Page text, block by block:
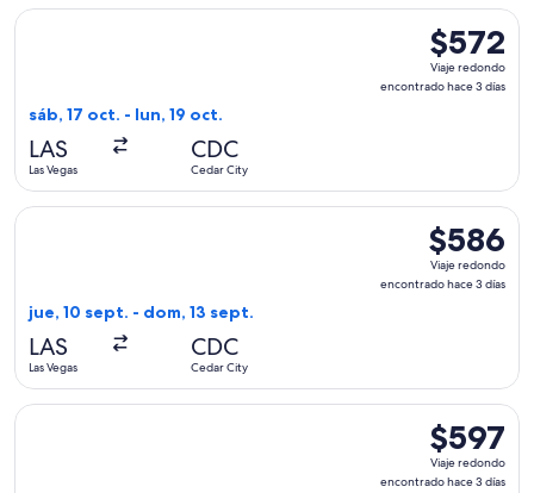
$572
Viaje
redondo,
$572
Viaje redondo
encontrado hace 3 días
sáb, 17 oct. - lun, 19 oct.
LAS
Las Vegas
CDC
Cedar City
Seleccionar vuelo de Delta, con salida el sáb, 17 oct. desde
$586
Viaje
redondo,
$586
Viaje redondo
encontrado hace 3 días
jue, 10 sept. - dom, 13 sept.
LAS
Las Vegas
CDC
Cedar City
Seleccionar vuelo de Delta, con salida el jue, 10 sept.
$597
Viaje
redondo,
$597
Viaje redondo
encontrado hace 3 días
Seleccionar vuelo de Delta, con salida el lun, 24 ago.